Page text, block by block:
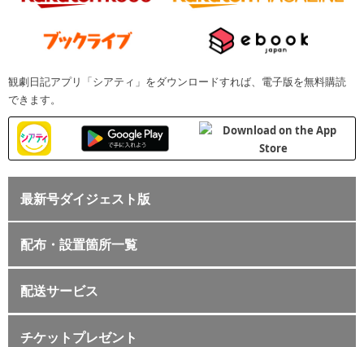
観劇日記アプリ「シアティ」をダウンロードすれば、電子版を無料購読
できます。
最新号ダイジェスト版
配布・設置箇所一覧
配送サービス
チケットプレゼント